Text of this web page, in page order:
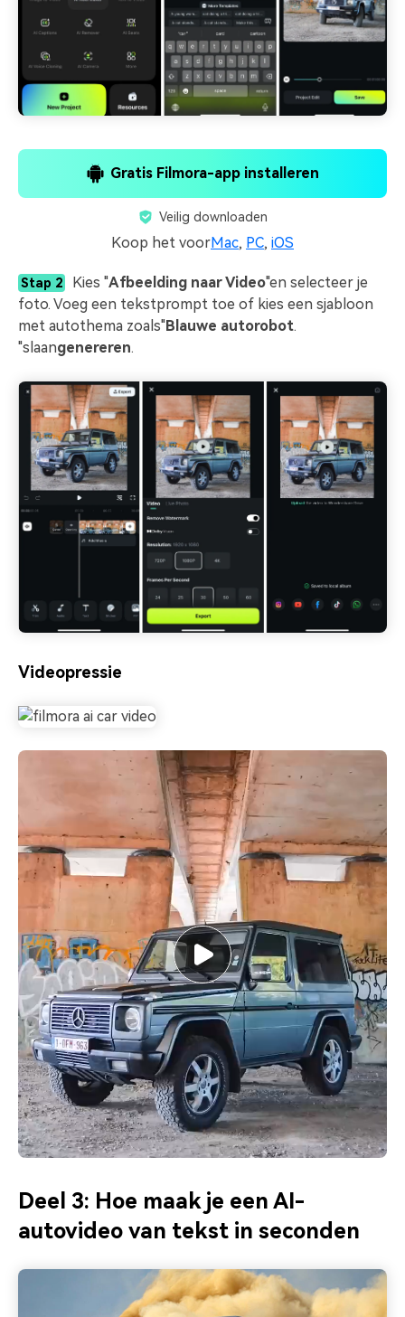
Gratis Filmora-app installeren
Veilig downloaden
Koop het voorMac, PC, iOS
Stap 2 Kies "Afbeelding naar Video"en selecteer je
foto. Voeg een tekstprompt toe of kies een sjabloon
met autothema zoals"Blauwe autorobot.
"slaangenereren.
Videopressie
Deel 3: Hoe maak je een AI-
autovideo van tekst in seconden